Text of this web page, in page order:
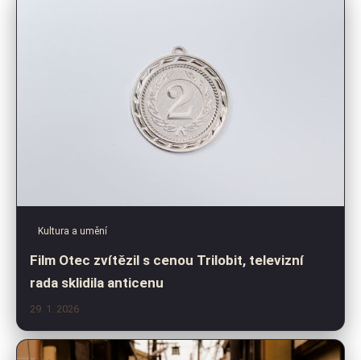
Kultura a umění
Film Otec zvítězil s cenou Trilobit, televizní
rada sklidila anticenu
29. 1. 2026